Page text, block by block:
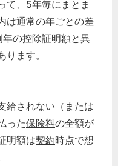
て、5年毎にまとま
は通常の年ごとの差
の控除証明額と異
ます。
給されない（または
った保険料の全額が
明額は契約時点で想